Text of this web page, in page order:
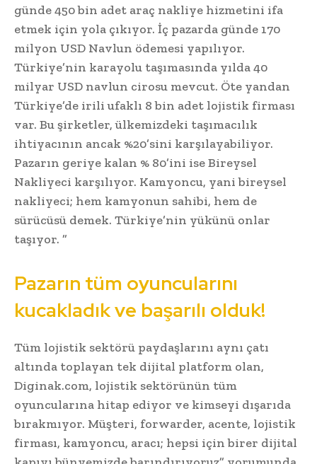
günde 450 bin adet araç nakliye hizmetini ifa
etmek için yola çıkıyor. İç pazarda günde 170
milyon USD Navlun ödemesi yapılıyor.
Türkiye’nin karayolu taşımasında yılda 40
milyar USD navlun cirosu mevcut. Öte yandan
Türkiye’de irili ufaklı 8 bin adet lojistik firması
var. Bu şirketler, ülkemizdeki taşımacılık
ihtiyacının ancak %20’sini karşılayabiliyor.
Pazarın geriye kalan % 80’ini ise Bireysel
Nakliyeci karşılıyor. Kamyoncu, yani bireysel
nakliyeci; hem kamyonun sahibi, hem de
sürücüsü demek. Türkiye’nin yükünü onlar
taşıyor. ”
Pazarın tüm oyuncularını
kucakladık ve başarılı olduk!
Tüm lojistik sektörü paydaşlarını aynı çatı
altında toplayan tek dijital platform olan,
Diginak.com, lojistik sektörünün tüm
oyuncularına hitap ediyor ve kimseyi dışarıda
bırakmıyor. Müşteri, forwarder, acente, lojistik
firması, kamyoncu, aracı; hepsi için birer dijital